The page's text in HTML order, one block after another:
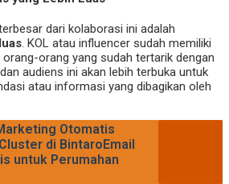
dari kolaborasi ini adalah
. KOL atau influencer sudah memiliki
orang yang sudah tertarik dengan
audiens ini akan lebih terbuka untuk
atau informasi yang dibagikan oleh
Otomatis
di BintaroEmail
untuk Perumahan